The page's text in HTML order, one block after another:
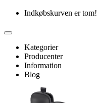
Indkøbskurven er tom!
Kategorier
Producenter
Information
Blog